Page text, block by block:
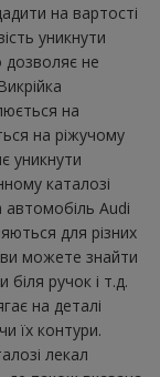
на вартості
уникнути
дозволяє не
на
на ріжучому
уникнути
каталозі
автомобіль Audi
для різних
можете знайти
біля ручок і т.д.
на деталі
їх контури.
лекал